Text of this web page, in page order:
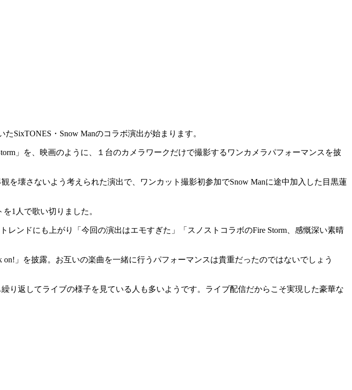
SixTONES・Snow Manのコラボ演出が始まります。
」を、映画のように、１台のカメラワークだけで撮影するワンカメラパフォーマンスを披
を壊さないよう考えられた演出で、ワンカット撮影初参加でSnow Manに途中加入した目黒蓮
1人で歌い切りました。
レンドにも上がり「今回の演出はエモすぎた」「スノストコラボのFire Storm、感慨深い素晴
」を披露。お互いの楽曲を一緒に行うパフォーマンスは貴重だったのではないでしょう
り返してライブの様子を見ている人も多いようです。ライブ配信だからこそ実現した豪華な